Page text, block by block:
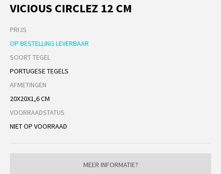
VICIOUS CIRCLEZ 12 CM
PRIJS
OP BESTELLING LEVERBAAR
SOORT TEGEL
PORTUGESE TEGELS
AFMETINGEN
20X20X1,6 CM
VOORRAADSTATUS
NIET OP VOORRAAD
MEER INFORMATIE?